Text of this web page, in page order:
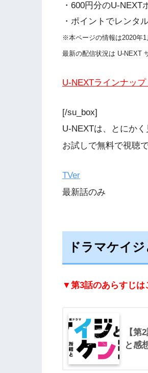
・600円分のU-NEXT
・ポイントでレンタ
※本ページの情報は2020年1
最新の配信状況は U-NEXT
U-NEXTラインナッ
[/su_box]
U-NEXTは、とにか
お試しで無料で視聴
TVer
最新話のみ
ドラマケイ
▼第3話のあらすじ
【
と感